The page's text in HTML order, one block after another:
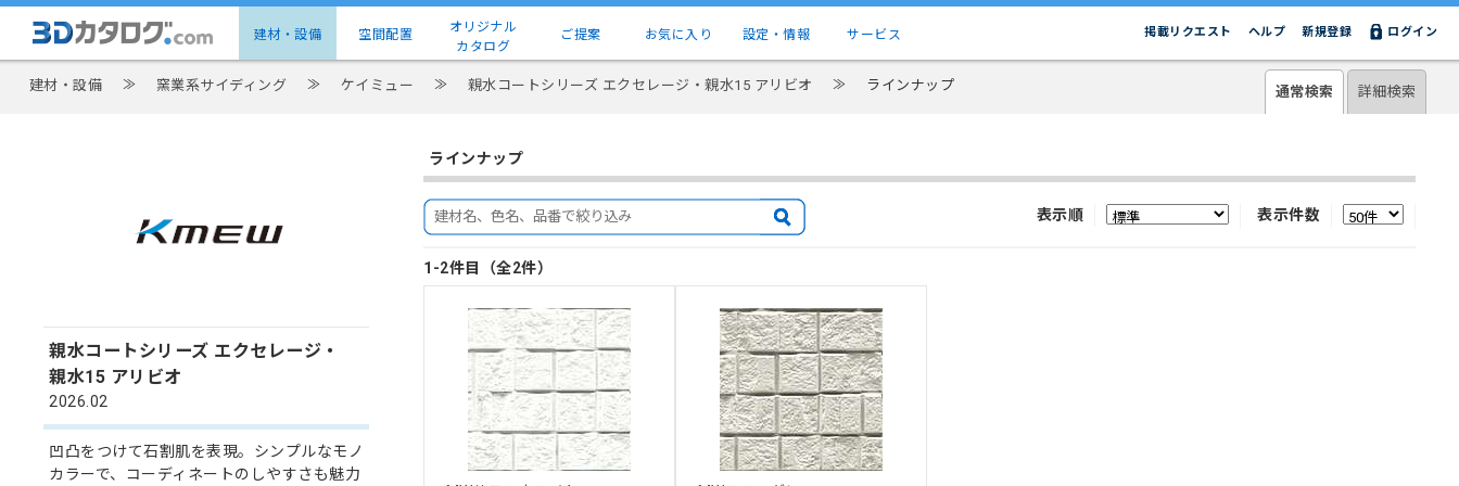
建材・設備 空間配置
オリジナル
カタログ
ご提案 お気に入り 設定・情報 サービス ログイン
新規登録
ヘルプ
掲載リクエスト
建材・設備 ≫ 窯業系サイディング ≫ ケイミュー ≫ 親水コートシリーズ エクセレージ・親水15 アリビオ ≫ ラインナップ 通常検索 詳細検索
親水コートシリーズ エクセレージ・
親水15 アリビオ
2026.02
凹凸をつけて石割肌を表現。シンプルなモノ
カラーで、コーディネートのしやすさも魅力
ラインナップ
表示順 表示件数
1-2件目（全2件）